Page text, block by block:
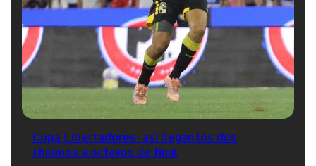
Copa Libertadores: así llegan los dos
chilenos a octavos de final